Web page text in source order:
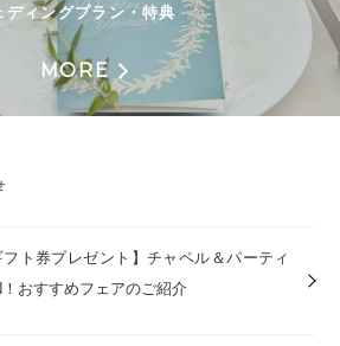
ディングプラン・特典
MORE
フト券プレゼント】チャペル＆パーティ
おすすめフェアのご紹介